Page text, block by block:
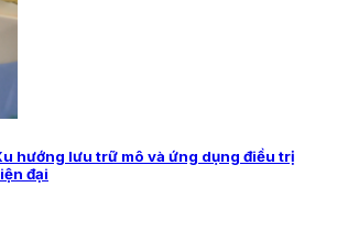
hướng lưu trữ mô và ứng dụng điều trị
đại